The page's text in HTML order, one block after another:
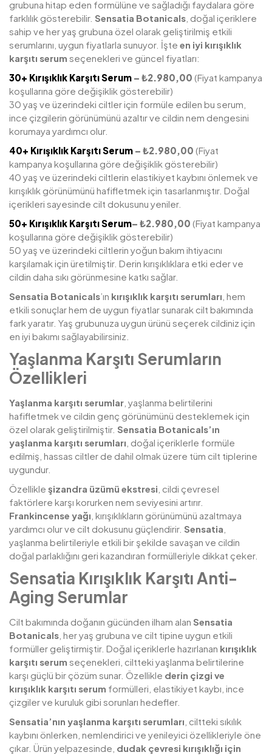
grubuna hitap eden formülüne ve sağladığı faydalara göre
farklılık gösterebilir. Sensatia Botanicals , doğal içeriklere
sahip ve her yaş grubuna özel olarak geliştirilmiş etkili
serumlarını, uygun fiyatlarla sunuyor. İşte en iyi kırışıklık
karşıtı serum seçenekleri ve güncel fiyatları:
30+ Kırışıklık Karşıtı Serum – ₺2.980,00 (Fiyat kampanya
koşullarına göre değişiklik gösterebilir)
30 yaş ve üzerindeki ciltler için formüle edilen bu serum,
ince çizgilerin görünümünü azaltır ve cildin nem dengesini
korumaya yardımcı olur.
40+ Kırışıklık Karşıtı Serum – ₺2.980,00 (Fiyat
kampanya koşullarına göre değişiklik gösterebilir)
40 yaş ve üzerindeki ciltlerin elastikiyet kaybını önlemek ve
kırışıklık görünümünü hafifletmek için tasarlanmıştır. Doğal
içerikleri sayesinde cilt dokusunu yeniler.
50+ Kırışıklık Karşıtı Serum– ₺2.980,00 (Fiyat kampanya
koşullarına göre değişiklik gösterebilir)
50 yaş ve üzerindeki ciltlerin yoğun bakım ihtiyacını
karşılamak için üretilmiştir. Derin kırışıklıklara etki eder ve
cildin daha sıkı görünmesine katkı sağlar.
Sensatia Botanicals’ın kırışıklık karşıtı serumları , hem
etkili sonuçlar hem de uygun fiyatlar sunarak cilt bakımında
fark yaratır. Yaş grubunuza uygun ürünü seçerek cildiniz için
en iyi bakımı sağlayabilirsiniz.
Yaşlanma Karşıtı Serumların
Özellikleri
Yaşlanma karşıtı serumlar , yaşlanma belirtilerini
hafifletmek ve cildin genç görünümünü desteklemek için
özel olarak geliştirilmiştir. Sensatia Botanicals’ın
yaşlanma karşıtı serumları , doğal içeriklerle formüle
edilmiş, hassas ciltler de dahil olmak üzere tüm cilt tiplerine
uygundur.
Özellikle şizandra üzümü ekstresi , cildi çevresel
faktörlere karşı korurken nem seviyesini artırır.
Frankincense yağı , kırışıklıkların görünümünü azaltmaya
yardımcı olur ve cilt dokusunu güçlendirir. Sensatia
yaşlanma belirtileriyle etkili bir şekilde savaşan ve cildin
doğal parlaklığını geri kazandıran formülleriyle dikkat çeker.
Sensatia Kırışıklık Karşıtı Anti-
Aging Serumlar
Cilt bakımında doğanın gücünden ilham alan Sensatia
Botanicals , her yaş grubuna ve cilt tipine uygun etkili
formüller geliştirmiştir. Doğal içeriklerle hazırlanan kırışıklık
karşıtı serum seçenekleri, ciltteki yaşlanma belirtilerine
karşı güçlü bir çözüm sunar. Özellikle derin çizgi ve
kırışıklık karşıtı serum formülleri, elastikiyet kaybı, ince
çizgiler ve kuruluk gibi sorunları hedefler.
Sensatia’nın yaşlanma karşıtı serumları , ciltteki sıkılık
kaybını önlerken, nemlendirici ve yenileyici özellikleriyle öne
çıkar. Ürün yelpazesinde, dudak çevresi kırışıklığı için